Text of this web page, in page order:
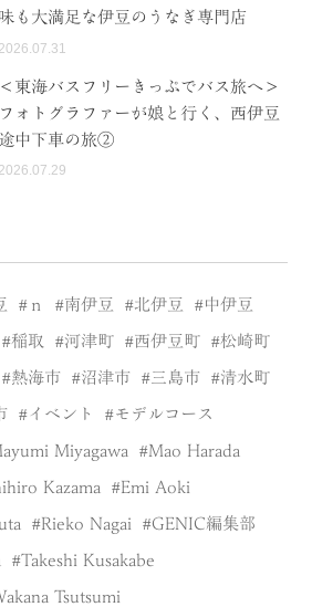
味も大満足な伊豆のうなぎ専門店
2026.07.31
＜東海バスフリーきっぷでバス旅へ＞
フォトグラファーが娘と行く、西伊豆
途中下車の旅②
2026.07.29
ｎ 南伊豆 北伊豆 中伊豆
稲取 河津町 西伊豆町 松崎町
熱海市 沼津市 三島市 清水町
イベント モデルコース
Miyagawa Mao Harada
Kazama Emi Aoki
Rieko Nagai GENIC編集部
Takeshi Kusakabe
Tsutsumi